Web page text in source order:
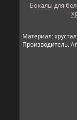
Бокалы для
Материал:
Производитель: